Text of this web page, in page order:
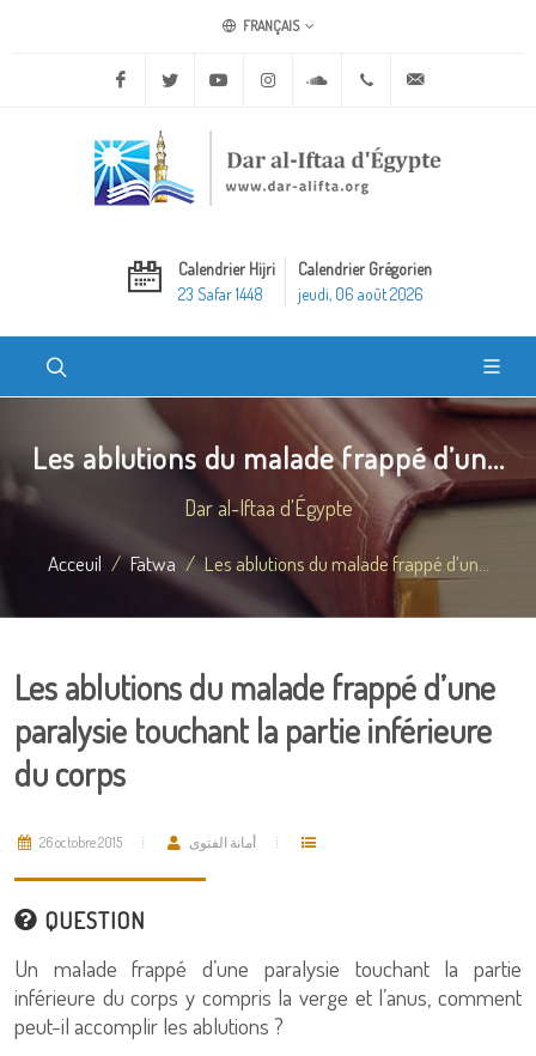
FRANÇAIS
Facebook Twitter Youtube Instagram Soundcloud+20 2 25970400
Calendrier Hijri
23 Safar 1448
Calendrier Grégorien
jeudi, 06 août 2026
Les ablutions du malade frappé d’un...
Dar al-Iftaa d'Égypte
Acceuil Fatwa Les ablutions du malade frappé d’un...
Les ablutions du malade frappé d’une
paralysie touchant la partie inférieure
du corps
26 octobre 2015 أمانة الفتوى
QUESTION
Un malade frappé d’une paralysie touchant la partie
inférieure du corps y compris la verge et l’anus, comment
peut-il accomplir les ablutions ?